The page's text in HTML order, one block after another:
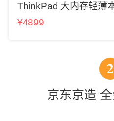
ThinkPad 大内存轻薄
¥4899
2
京东京造